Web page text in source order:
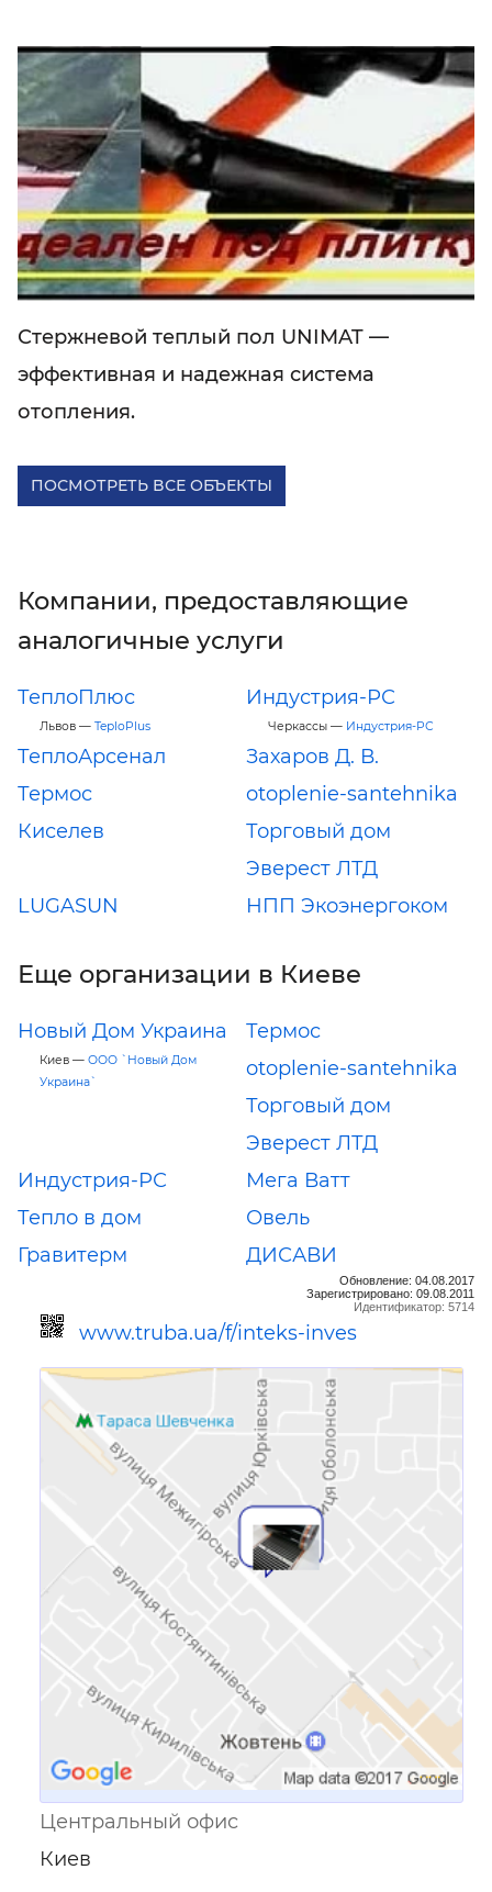
Стержневой теплый пол UNIMAT —
эффективная и надежная система
отопления.
ПОСМОТРЕТЬ ВСЕ ОБЪЕКТЫ
Компании, предоставляющие
аналогичные услуги
ТеплоПлюс
Львов — TeploPlus
Индустрия-РС
Черкассы — Индустрия-РС
ТеплоАрсенал
Захаров Д. В.
Термос
otoplenie-santehnika
Киселев
Торговый дом
Эверест ЛТД
LUGASUN
НПП Экоэнергоком
Еще организации в Киеве
Новый Дом Украина
Киев — ООО `Новый Дом
Украина`
Термос
otoplenie-santehnika
Торговый дом
Эверест ЛТД
Индустрия-РС
Мега Ватт
Тепло в дом
Овель
Гравитерм
ДИСАВИ
Обновление: 04.08.2017
Зарегистрировано: 09.08.2011
Идентификатор: 5714
www.truba.ua/f/inteks-inves
Ссылка для мобильных устройств
Центральный офис
Киев